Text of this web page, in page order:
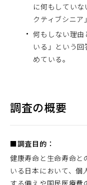
に何もしてい
クティブシニア
何もしない理由
いる」という
めている。
調査の概要
■調査目的：
健康寿命と生命寿命と
いる日本において、個
する備えや国民医療費